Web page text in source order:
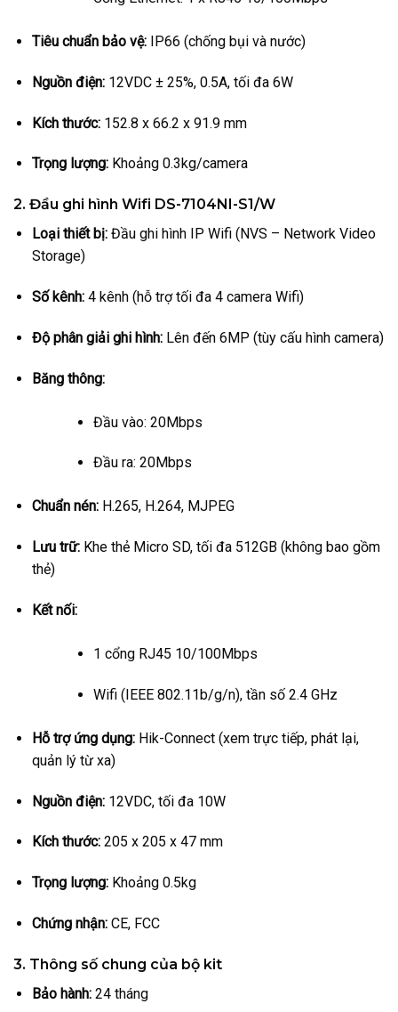
Tiêu chuẩn bảo vệ:IP66 (chống bụi và nước)
Nguồn điện:12VDC ± 25%, 0.5A, tối đa 6W
Kích thước:152.8 x 66.2 x 91.9 mm
Trọng lượng:Khoảng 0.3kg/camera
2. Đầu ghi hình Wifi DS-7104NI-S1/W
Loại thiết bị:Đầu ghi hình IP Wifi (NVS – Network Video
Storage)
Số kênh:4 kênh (hỗ trợ tối đa 4 camera Wifi)
Độ phân giải ghi hình:Lên đến 6MP (tùy cấu hình camera)
Băng thông:
Đầu vào: 20Mbps
Đầu ra: 20Mbps
Chuẩn nén:H.265, H.264, MJPEG
Lưu trữ:Khe thẻ Micro SD, tối đa 512GB (không bao gồm
thẻ)
Kết nối:
1 cổng RJ45 10/100Mbps
Wifi (IEEE 802.11b/g/n), tần số 2.4 GHz
Hỗ trợ ứng dụng:Hik-Connect (xem trực tiếp, phát lại,
quản lý từ xa)
Nguồn điện:12VDC, tối đa 10W
Kích thước:205 x 205 x 47 mm
Trọng lượng:Khoảng 0.5kg
Chứng nhận:CE, FCC
3. Thông số chung của bộ kit
Bảo hành:24 tháng